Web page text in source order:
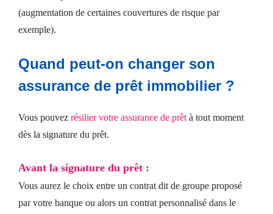
(augmentation de certaines couvertures de risque par
exemple).
Quand peut-on changer son
assurance de prêt immobilier ?
Vous pouvez résilier votre assurance de prêt à tout moment
dès la signature du prêt.
Avant la signature du prêt :
Vous aurez le choix entre un contrat dit de groupe proposé
par votre banque ou alors un contrat personnalisé dans le